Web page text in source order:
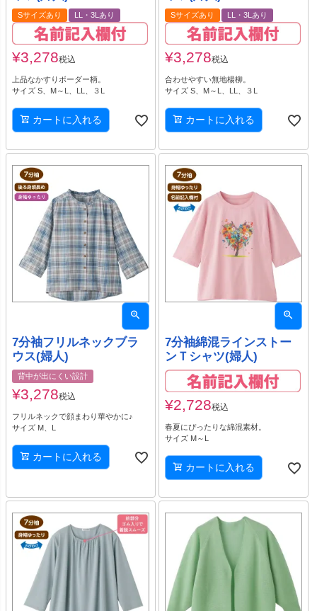
Sサイズあり LL・3Lあり
¥3,278税込
上品なかすりボーダー柄。
サイズ S、M～L、LL、３L
カートに入れる
Sサイズあり LL・3Lあり
¥3,278税込
合わせやすい無地楊柳。
サイズ S、M～L、LL、３L
カートに入れる
7分袖フリルネックブラ
ウス(婦人)
背中が出にくい設計
¥3,278税込
フリルネックで顔まわり華やかに♪
サイズ M、L
カートに入れる
7分袖綿混ラインストー
ンＴシャツ(婦人)
¥2,728税込
春夏にぴったりな綿混素材。
サイズ M～L
カートに入れる